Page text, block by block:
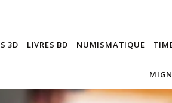
3D LIVRES BD NUMISMATIQUE